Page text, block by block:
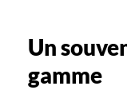
Un
gamme